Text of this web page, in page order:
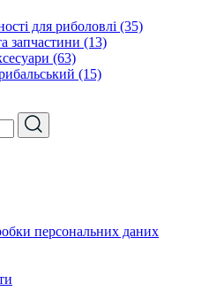
для риболовлі (35)
запчастини (13)
(63)
(15)
персональних даних